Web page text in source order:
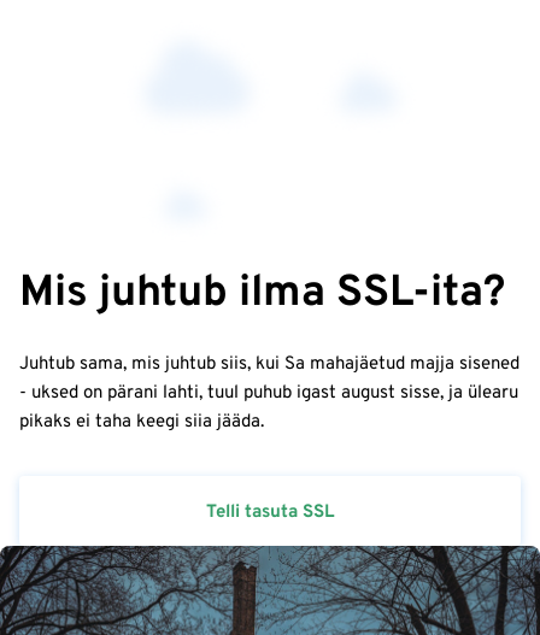
Mis juhtub ilma SSL-ita?
Juhtub sama, mis juhtub siis, kui Sa mahajäetud majja sisened
- uksed on pärani lahti, tuul puhub igast august sisse, ja ülearu
pikaks ei taha keegi siia jääda.
Telli tasuta SSL